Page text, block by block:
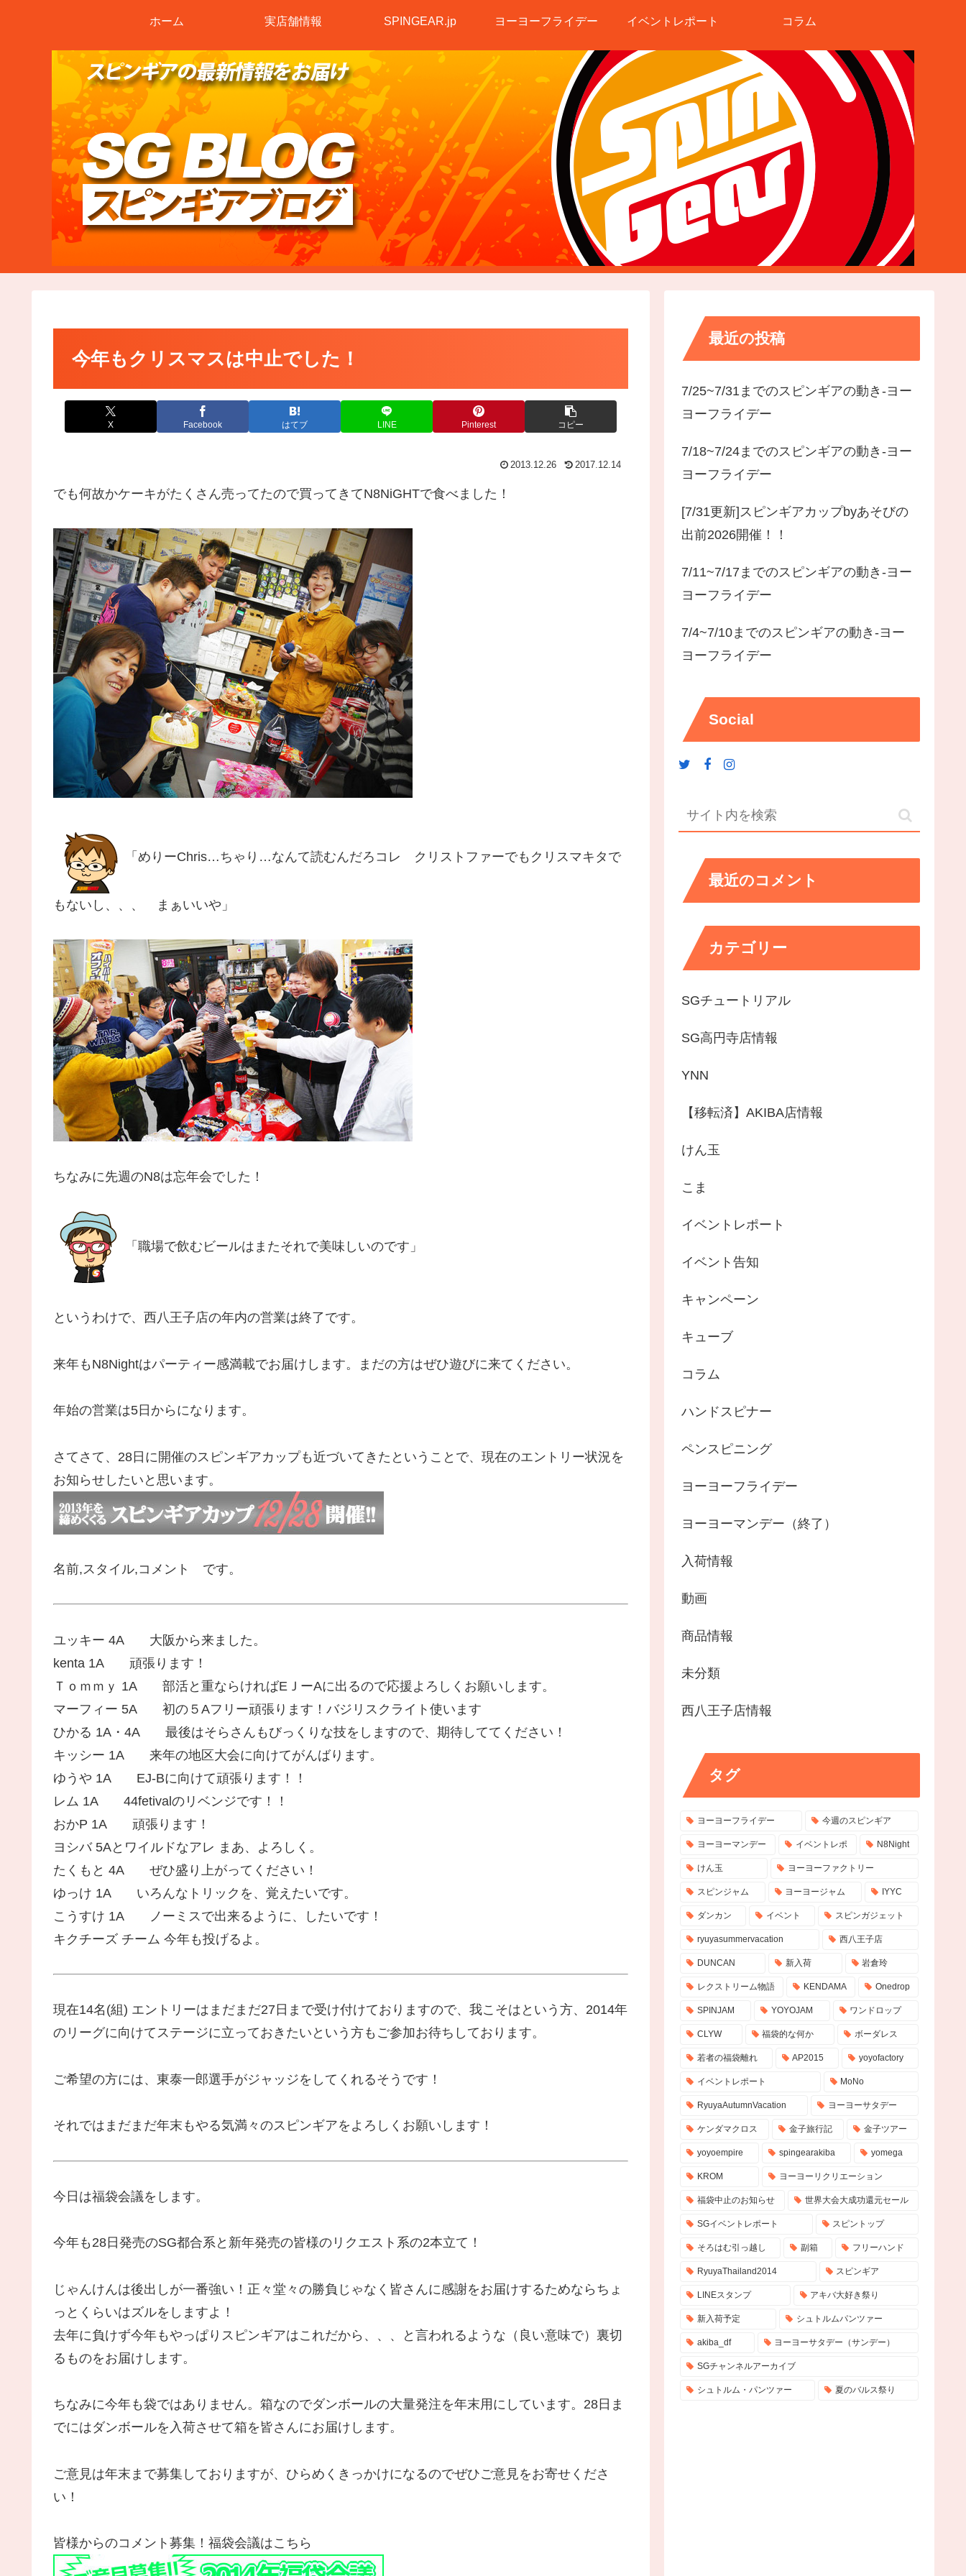
ホーム 実店舗情報 SPINGEAR.jp ヨーヨーフライデー イベントレポート コラム
今年もクリスマスは中止でした！
X Facebook はてブ LINE Pinterest コピー
2013.12.26 2017.12.14
でも何故かケーキがたくさん売ってたので買ってきてN8NiGHTで食べました！
「めりーChris…ちゃり…なんて読むんだろコレ クリストファーでもクリスマキタで
もないし、、、 まぁいいや」
ちなみに先週のN8は忘年会でした！
「職場で飲むビールはまたそれで美味しいのです」
というわけで、西八王子店の年内の営業は終了です。
来年もN8Nightはパーティー感満載でお届けします。まだの方はぜひ遊びに来てください。
年始の営業は5日からになります。
さてさて、28日に開催のスピンギアカップも近づいてきたということで、現在のエントリー状況を
お知らせしたいと思います。
名前,スタイル,コメント です。
ユッキー 4A 大阪から来ました。
kenta 1A 頑張ります！
Ｔｏｍｍｙ 1A 部活と重ならければEＪーAに出るので応援よろしくお願いします。
マーフィー 5A 初の５Aフリー頑張ります！バジリスクライト使います
ひかる 1A・4A 最後はそらさんもびっくりな技をしますので、期待しててください！
キッシー 1A 来年の地区大会に向けてがんばります。
ゆうや 1A EJ-Bに向けて頑張ります！！
レム 1A 44fetivalのリベンジです！！
おかP 1A 頑張ります！
ヨシバ 5Aとワイルドなアレ まあ、よろしく。
たくもと 4A ぜひ盛り上がってください！
ゆっけ 1A いろんなトリックを、覚えたいです。
こうすけ 1A ノーミスで出来るように、したいです！
キクチーズ チーム 今年も投げるよ。
現在14名(組) エントリーはまだまだ27日まで受け付けておりますので、我こそはという方、2014年
のリーグに向けてステージに立っておきたいという方もご参加お待ちしております。
ご希望の方には、東泰一郎選手がジャッジをしてくれるそうです！
それではまだまだ年末もやる気満々のスピンギアをよろしくお願いします！
今日は福袋会議をします。
今年も28日発売のSG都合系と新年発売の皆様のリクエスト系の2本立て！
じゃんけんは後出しが一番強い！正々堂々の勝負じゃなく皆さんに感謝をお届けするためならちょ
っとくらいはズルをしますよ！
去年に負けず今年もやっぱりスピンギアはこれだから、、、と言われるような（良い意味で）裏切
るものをお届けします。
ちなみに今年も袋ではありません。箱なのでダンボールの大量発注を年末用にしています。28日ま
でにはダンボールを入荷させて箱を皆さんにお届けします。
ご意見は年末まで募集しておりますが、ひらめくきっかけになるのでぜひご意見をお寄せくださ
い！
皆様からのコメント募集！福袋会議はこちら
最近の投稿
7/25~7/31までのスピンギアの動き-ヨー
ヨーフライデー
7/18~7/24までのスピンギアの動き-ヨー
ヨーフライデー
[7/31更新]スピンギアカップbyあそびの
出前2026開催！！
7/11~7/17までのスピンギアの動き-ヨー
ヨーフライデー
7/4~7/10までのスピンギアの動き-ヨー
ヨーフライデー
Social
最近のコメント
カテゴリー
SGチュートリアル
SG高円寺店情報
YNN
【移転済】AKIBA店情報
けん玉
こま
イベントレポート
イベント告知
キャンペーン
キューブ
コラム
ハンドスピナー
ペンスピニング
ヨーヨーフライデー
ヨーヨーマンデー（終了）
入荷情報
動画
商品情報
未分類
西八王子店情報
タグ
ヨーヨーフライデー 今週のスピンギア
ヨーヨーマンデー イベントレポ N8Night
けん玉 ヨーヨーファクトリー
スピンジャム ヨーヨージャム IYYC
ダンカン イベント スピンガジェット
ryuyasummervacation 西八王子店
DUNCAN 新入荷 岩倉玲
レクストリーム物語 KENDAMA Onedrop
SPINJAM YOYOJAM ワンドロップ
CLYW 福袋的な何か ボーダレス
若者の福袋離れ AP2015 yoyofactory
イベントレポート MoNo
RyuyaAutumnVacation ヨーヨーサタデー
ケンダマクロス 金子旅行記 金子ツアー
yoyoempire spingearakiba yomega
KROM ヨーヨーリクリエーション
福袋中止のお知らせ 世界大会大成功還元セール
SGイベントレポート スピントップ
そろはむ引っ越し 副箱 フリーハンド
RyuyaThailand2014 スピンギア
LINEスタンプ アキバ大好き祭り
新入荷予定 シュトルムパンツァー
akiba_df ヨーヨーサタデー（サンデー）
SGチャンネルアーカイブ
シュトルム・パンツァー 夏のバルス祭り